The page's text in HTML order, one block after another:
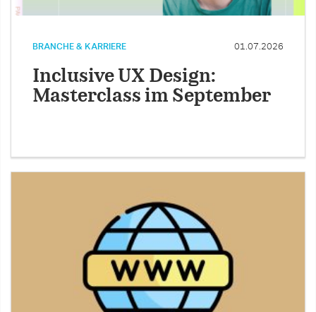
BRANCHE & KARRIERE 01.07.2026
Inclusive UX Design:
Masterclass im September